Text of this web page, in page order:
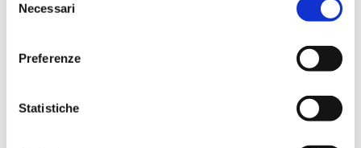
delNecessari
Preferenze
Statistiche